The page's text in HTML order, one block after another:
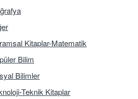
Kitaplar-Matematik
Bilim
Bilimler
Teknik Kitaplar